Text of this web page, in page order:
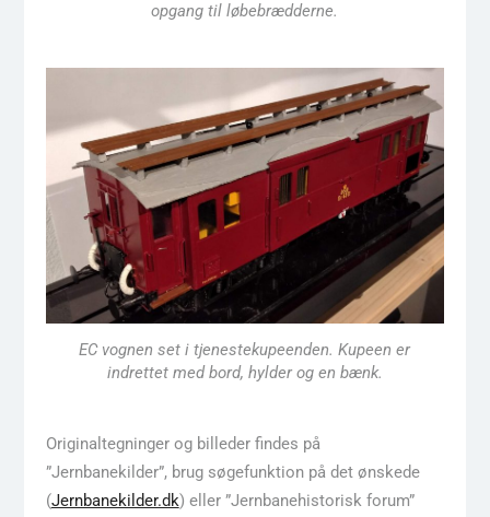
opgang til løbebrædderne.
EC vognen set i tjenestekupeenden. Kupeen er
indrettet med bord, hylder og en bænk.
Originaltegninger og billeder findes på
”Jernbanekilder”, brug søgefunktion på det ønskede
(Jernbanekilder.dk) eller ”Jernbanehistorisk forum”